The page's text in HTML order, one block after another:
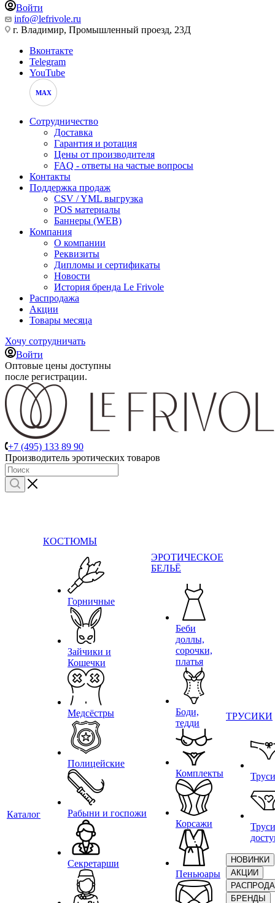
Войти
info@lefrivole.ru
г. Владимир, Промышленный проезд, 23Д
Вконтакте
Telegram
YouTube
MAX
Сотрудничество
Доставка
Гарантия и ротация
Цены от производителя
FAQ - ответы на частые вопросы
Контакты
Поддержка продаж
CSV / YML выгрузка
POS материалы
Баннеры (WEB)
Компания
О компании
Реквизиты
Дипломы и сертификаты
Новости
История бренда Le Frivole
Распродажа
Акции
Товары месяца
Хочу сотрудничать
Войти
Оптовые цены доступны
после регистрации.
+7 (495) 133 89 90
Производитель эротических товаров
Каталог
КОСТЮМЫ
Горничные
Зайчики и
Кошечки
Медсёстры
Полицейские
Рабыни и госпожи
Секретарши
ЭРОТИЧЕСКОЕ
БЕЛЬЁ
Беби
доллы,
сорочки,
платья
Боди,
тедди
Комплекты
Корсажи
Пеньюары
ТРУСИКИ
НОВИНКИ
АКЦИИ
БРЕНДЫ